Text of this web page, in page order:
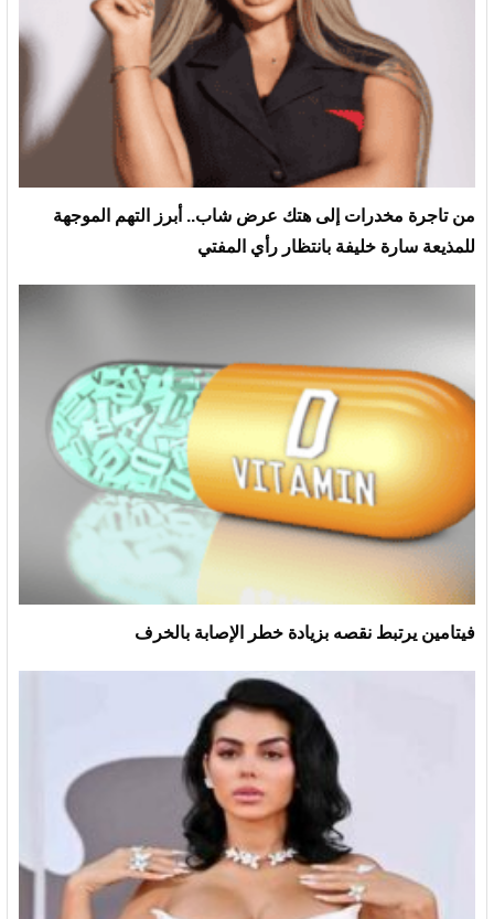
من تاجرة مخدرات إلى هتك عرض شاب.. أبرز التهم الموجهة
للمذيعة سارة خليفة بانتظار رأي المفتي
فيتامين يرتبط نقصه بزيادة خطر الإصابة بالخرف